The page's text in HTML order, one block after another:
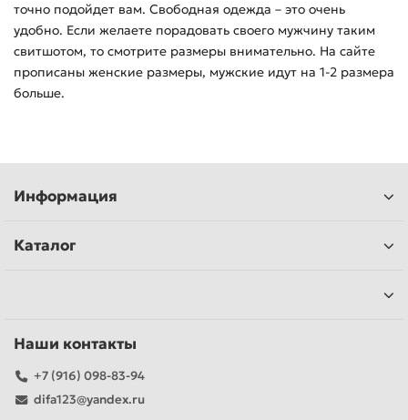
точно подойдет вам. Свободная одежда – это очень
удобно. Если желаете порадовать своего мужчину таким
свитшотом, то смотрите размеры внимательно. На сайте
прописаны женские размеры, мужские идут на 1-2 размера
больше.
Информация
Каталог
Наши контакты
+7 (916) 098-83-94
difa123@yandex.ru